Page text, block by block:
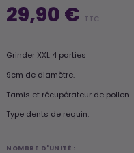
29,90 € TTC
Grinder XXL 4 parties
9cm de diamètre.
Tamis et récupérateur de pollen.
Type dents de requin.
NOMBRE D'UNITÉ :